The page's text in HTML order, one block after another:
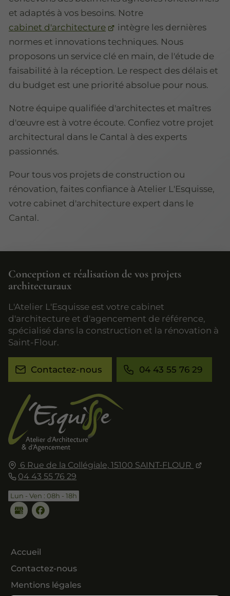
et adaptés à vos besoins. Notre
cabinet d'architecture
intègre les dernières
normes et innovations techniques. Nous
proposons un service clé en main, de l'étude de
faisabilité à la réception. Le respect des délais et
du budget est une priorité absolue pour nous.
Notre équipe qualifiée d'architectes et maîtres
d'œuvre est à votre écoute. Confiez votre projet
architectural dans le Cantal à des experts
passionnés.
Pour tous vos projets de construction ou
rénovation, faites confiance à Atelier L'Esquisse,
votre cabinet d'architecture expert dans le
Cantal.
6 Rue de la Collégiale, 15100 SAINT-FLOUR
04 43 55 76 29
Lun - Ven : 08h - 18h
Accueil
Contactez-nous
Mentions légales
Conception et réalisation de vos projets
architecturaux
L'Atelier L'Esquisse est votre cabinet
d'architecture et d'agencement de référence,
spécialisé dans la construction et la rénovation à
Saint-Flour.
Contactez-nous 04 43 55 76 29